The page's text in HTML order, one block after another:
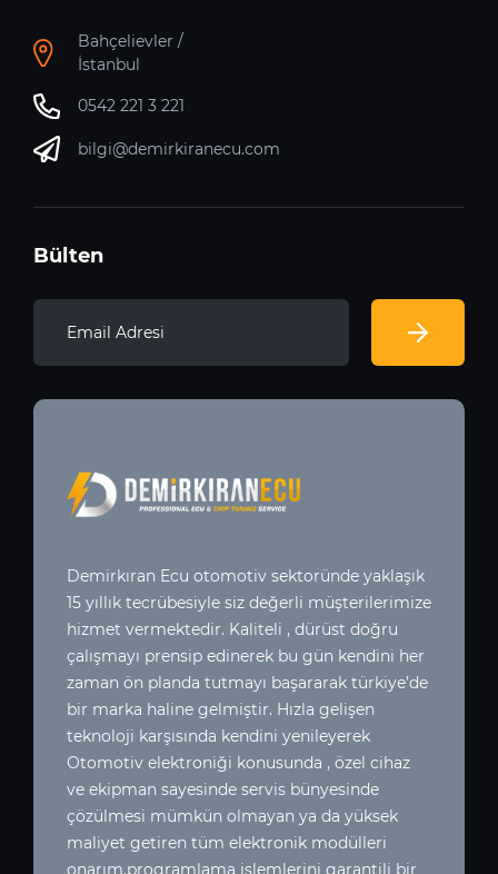
Bahçelievler /
İstanbul
0542 221 3 221
bilgi@demirkiranecu.com
Bülten
Demirkıran Ecu otomotiv sektoründe yaklaşık
15 yıllık tecrübesiyle siz değerli müşterilerimize
hizmet vermektedir. Kaliteli , dürüst doğru
çalışmayı prensip edinerek bu gün kendini her
zaman ön planda tutmayı başararak türkiye’de
bir marka haline gelmiştir. Hızla gelişen
teknoloji karşısında kendini yenileyerek
Otomotiv elektroniği konusunda , özel cihaz
ve ekipman sayesinde servis bünyesinde
çözülmesi mümkün olmayan ya da yüksek
maliyet getiren tüm elektronik modülleri
onarım,programlama işlemlerini garantili bir